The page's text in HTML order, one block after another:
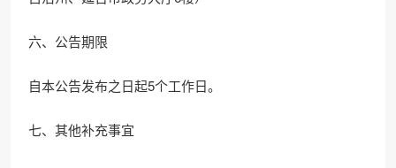
六、公告期限
自本公告发布之日起5个工作日。
七、其他补充事宜